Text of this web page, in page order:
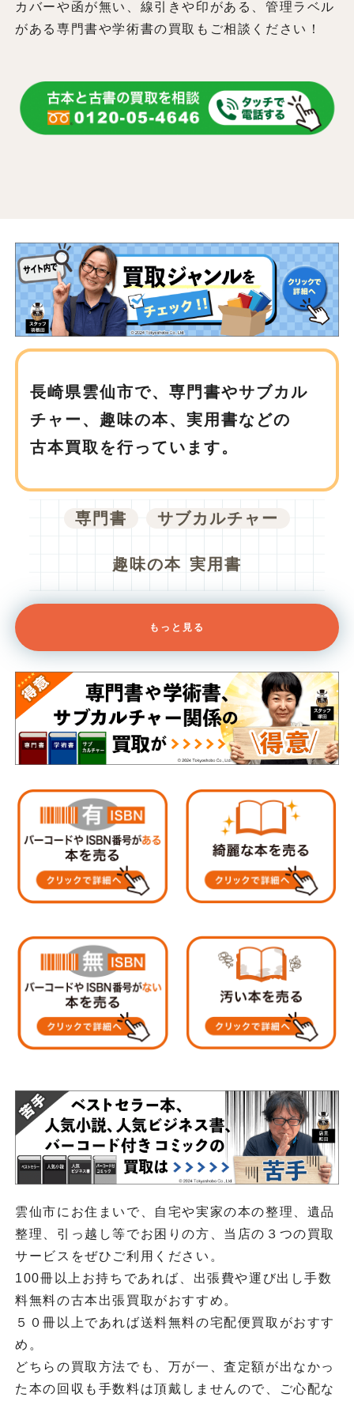
カバーや函が無い、線引きや印がある、管理ラベル
がある専門書や学術書の買取もご相談ください！
長崎県雲仙市で、専門書やサブカル
チャー、趣味の本、実用書などの
古本買取を行っています。
専門書 サブカルチャー
趣味の本 実用書
もっと見る
雲仙市にお住まいで、自宅や実家の本の整理、遺品
整理、引っ越し等でお困りの方、当店の３つの買取
サービスをぜひご利用ください。
100冊以上お持ちであれば、出張費や運び出し手数
料無料の古本出張買取がおすすめ。
５０冊以上であれば送料無料の宅配便買取がおすす
め。
どちらの買取方法でも、万が一、査定額が出なかっ
た本の回収も手数料は頂戴しませんので、ご心配な